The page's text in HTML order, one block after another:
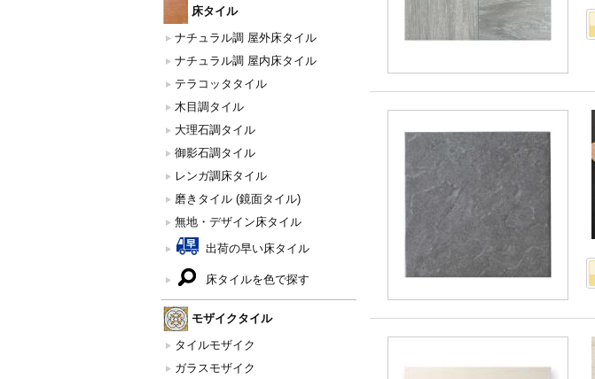
床タイル
ナチュラル調 屋外床タイル
ナチュラル調 屋内床タイル
テラコッタタイル
木目調タイル
大理石調タイル
御影石調タイル
レンガ調床タイル
磨きタイル (鏡面タイル)
無地・デザイン床タイル
出荷の早い床タイル
床タイルを色で探す
モザイクタイル
タイルモザイク
ガラスモザイク